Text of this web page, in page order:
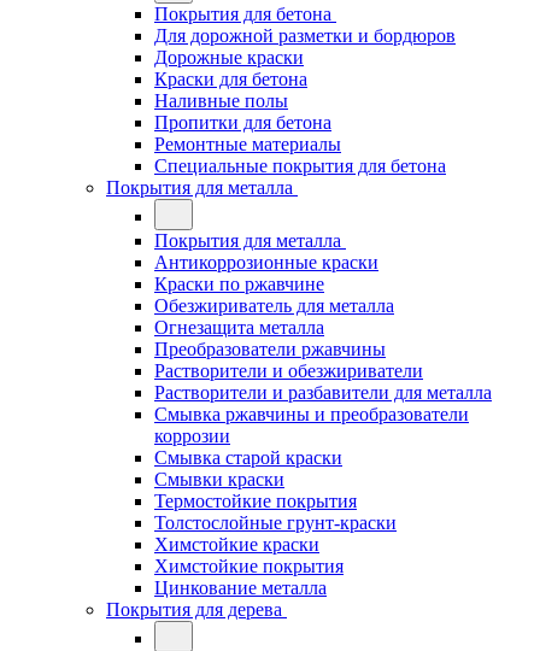
Покрытия для бетона
Для дорожной разметки и бордюров
Дорожные краски
Краски для бетона
Наливные полы
Пропитки для бетона
Ремонтные материалы
Специальные покрытия для бетона
Покрытия для металла
Покрытия для металла
Антикоррозионные краски
Краски по ржавчине
Обезжириватель для металла
Огнезащита металла
Преобразователи ржавчины
Растворители и обезжириватели
Растворители и разбавители для металла
Смывка ржавчины и преобразователи
коррозии
Смывка старой краски
Смывки краски
Термостойкие покрытия
Толстослойные грунт-краски
Химстойкие краски
Химстойкие покрытия
Цинкование металла
Покрытия для дерева